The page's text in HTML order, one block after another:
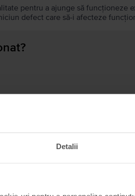
Detalii
pentru a ajunge să funcționeze
defect care să-i afecteze